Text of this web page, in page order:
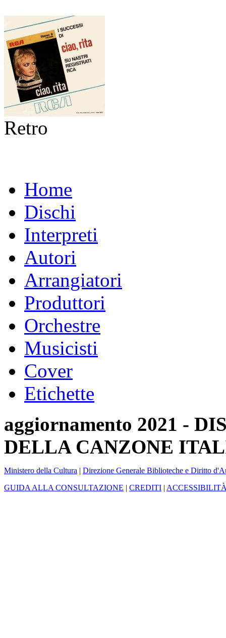
Retro
Home
Dischi
Interpreti
Autori
Arrangiatori
Produttori
Orchestre
Musicisti
Cover
Etichette
aggiornamento 2021 -
DELLA CANZONE
Ministero della Cultura | Direzione Generale Biblioteche e Diritto
GUIDA ALLA CONSULTAZIONE | CREDITI |